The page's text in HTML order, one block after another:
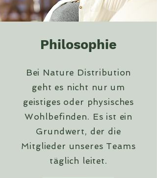
Philosophie
Bei Nature Distribution
geht es nicht nur um
geistiges oder physisches
Wohlbefinden. Es ist ein
Grundwert, der die
Mitglieder unseres Teams
täglich leitet.